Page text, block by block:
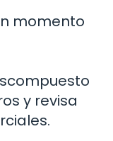
momento
y revisa